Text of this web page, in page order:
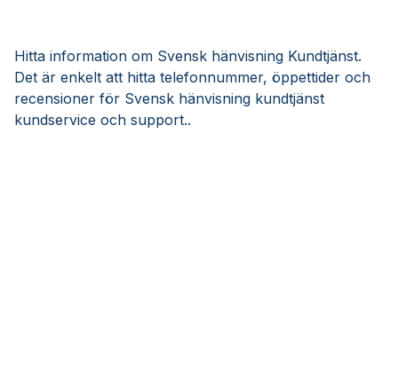
Hitta information om Svensk hänvisning Kundtjänst.
Det är enkelt att hitta telefonnummer, öppettider och
recensioner för Svensk hänvisning kundtjänst
kundservice och support..